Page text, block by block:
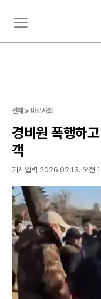
주
펼
치
기
전체 > 바로사회
경비원 폭행하
객
기사입력 2026.02.13. 오전